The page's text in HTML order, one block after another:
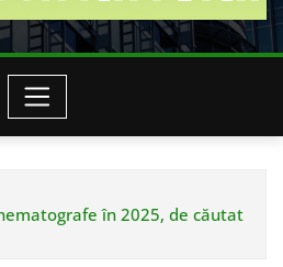
în 2025, de căutat